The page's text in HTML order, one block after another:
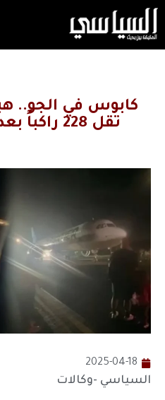
كابوس في الجو..
تقل 228 راكباً بعد تحطم عجلتها
2025-04-18
السياسي -وكالات